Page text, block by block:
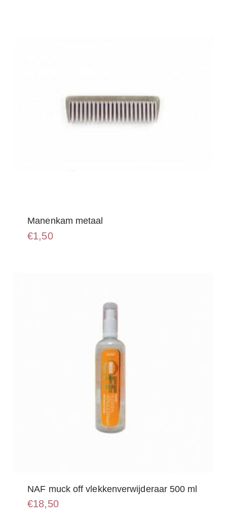
Manenkam metaal
€1,50
NAF muck off vlekkenverwijderaar 500 ml
€18,50